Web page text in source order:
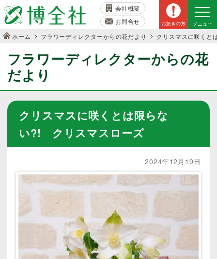
会社概要
お問合せ
お急ぎの方 メニュー
ホーム フラワーディレクターからの花だより クリスマスに咲く
フラワーディレクターからの花
だより
クリスマスに咲くとは限らな
い?! クリスマスローズ
2024年12月19日